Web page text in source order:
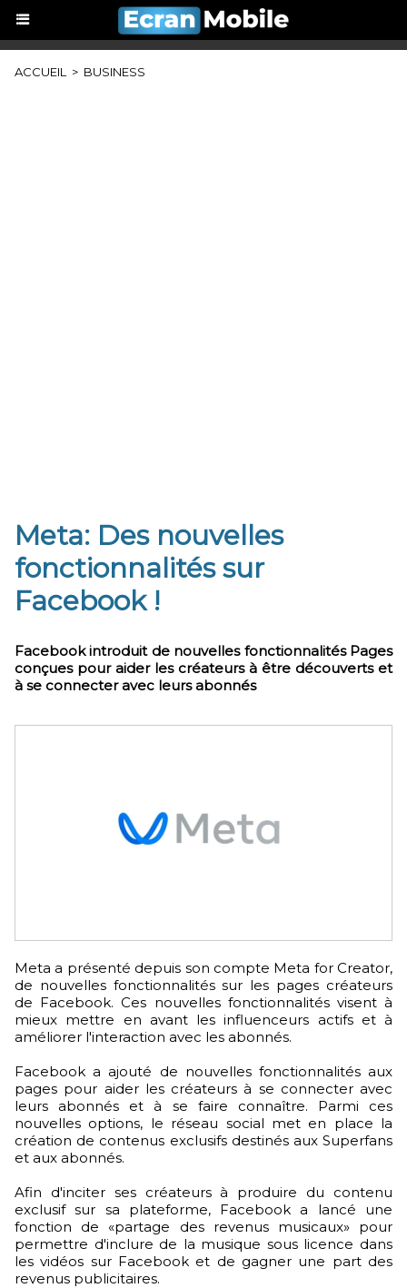
ACCUEIL > BUSINESS
Meta: Des nouvelles
fonctionnalités sur
Facebook !
Facebook introduit de nouvelles fonctionnalités Pages
conçues pour aider les créateurs à être découverts et
à se connecter avec leurs abonnés
Meta a présenté depuis son compte Meta for Creator,
de nouvelles fonctionnalités sur les pages créateurs
de Facebook. Ces nouvelles fonctionnalités visent à
mieux mettre en avant les influenceurs actifs et à
améliorer l'interaction avec les abonnés.
Facebook a ajouté de nouvelles fonctionnalités aux
pages pour aider les créateurs à se connecter avec
leurs abonnés et à se faire connaître. Parmi ces
nouvelles options, le réseau social met en place la
création de contenus exclusifs destinés aux Superfans
et aux abonnés.
Afin d'inciter ses créateurs à produire du contenu
exclusif sur sa plateforme, Facebook a lancé une
fonction de «partage des revenus musicaux» pour
permettre d'inclure de la musique sous licence dans
les vidéos sur Facebook et de gagner une part des
revenus publicitaires.